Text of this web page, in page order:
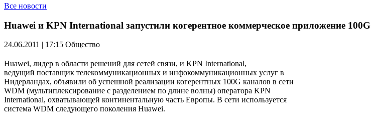
Все новости
Huawei и KPN International запустили когерентное коммерческое приложение 100G
24.06.2011 | 17:15 Общество
Huawei, лидер в области решений для сетей связи, и KPN International,
ведущий поставщик телекоммуникационных и инфокоммуникационных услуг в
Нидерландах, объявили об успешной реализации когерентных 100G каналов в сети
WDM (мультиплексирование с разделением по длине волны) оператора KPN
International, охватывающей континентальную часть Европы. В сети используется
система WDM следующего поколения Huawei.